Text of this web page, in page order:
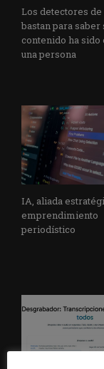
Los detectores de
bastan para saber
contenido ha
una persona
IA, aliada
emprendimiento
periodístico